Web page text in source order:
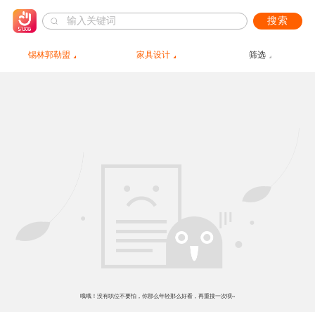
搜索
锡林郭勒盟 家具设计 筛选
哦哦！没有职位不要怕，你那么年轻那么好看，再重搜一次呗~